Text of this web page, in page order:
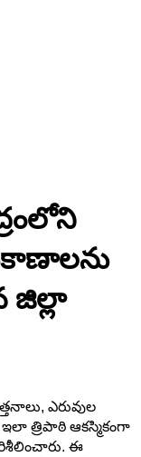
జిల్లా
ఎరువుల
ఇలా త్రిపాఠి ఆకస్మికంగా
ఈ